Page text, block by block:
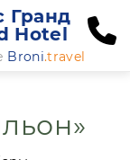
Гранд
Hotel
Broni.travel